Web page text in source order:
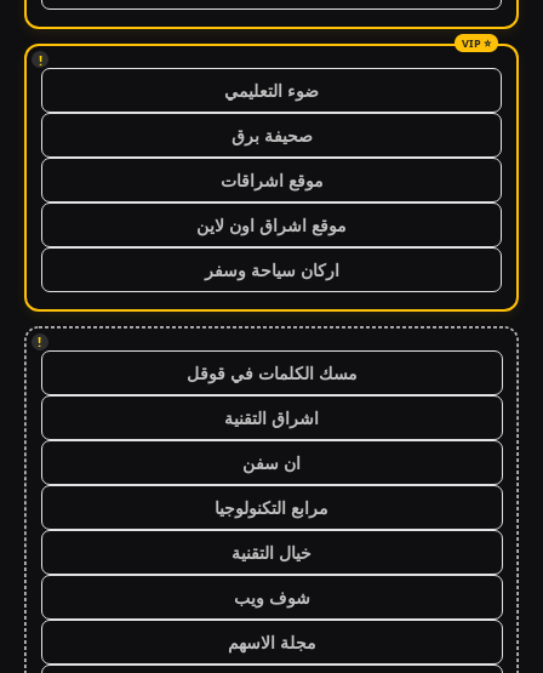
!
ضوء التعليمي
صحيفة برق
موقع اشراقات
موقع اشراق اون لاين
اركان سياحة وسفر
!
مسك الكلمات في قوقل
اشراق التقنية
ان سفن
مرابع التكنولوجيا
خيال التقنية
شوف ويب
مجلة الاسهم